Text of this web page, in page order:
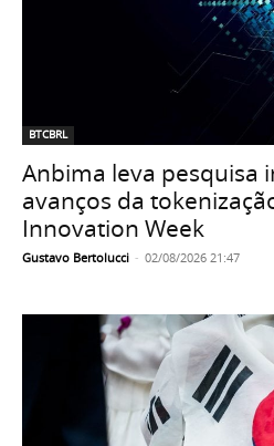
BTCBRL
Anbima leva pesquisa
avanços da
Innovation Week
Gustavo Bertolucci - 02/08/2026 21:47